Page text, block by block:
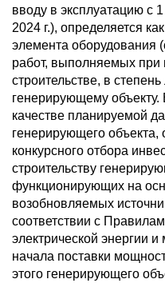
вводу в эксплуатацию с
2024 г.), определяется
элемента оборудования
работ, выполняемых при
строительстве, в
генерирующему
качестве планируемой
генерирующего объекта,
конкурсного отбора
строительству
функционирующих на
возобновляемых
соответствии с
электрической энергии
начала поставки
этого генерирующего